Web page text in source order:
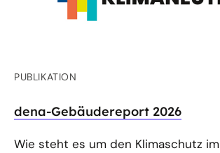
PUBLIKATION
dena-Gebäudereport 2026
Wie steht es um den Klimaschutz im